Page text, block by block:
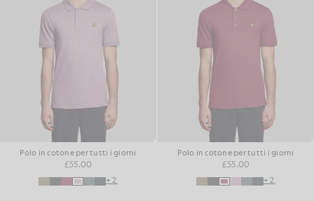
Polo in cotone per tutti i giorni
£55.00
+2
Polo in cotone per tutti i giorni
£55.00
+2